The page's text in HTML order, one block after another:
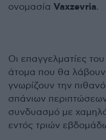
ονομασία Vaxzevria.
Οι επαγγελματίες
άτομα που θα λάβουν
γνωρίζουν την
σπάνιων
συνδυασμό με
εντός τριών